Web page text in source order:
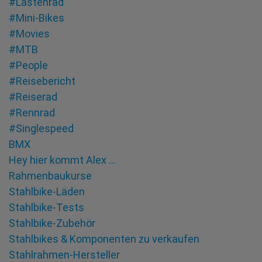
#Mini-Bikes
#Movies
#MTB
#People
#Reisebericht
#Reiserad
#Rennrad
#Singlespeed
BMX
Hey hier kommt Alex …
Rahmenbaukurse
Stahlbike-Läden
Stahlbike-Tests
Stahlbike-Zubehör
Stahlbikes & Komponenten zu verkaufen
Stahlrahmen-Hersteller